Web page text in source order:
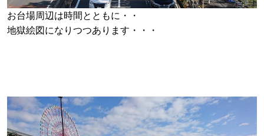
お台場周辺は時間とともに・・
地獄絵図になりつつあります・・・